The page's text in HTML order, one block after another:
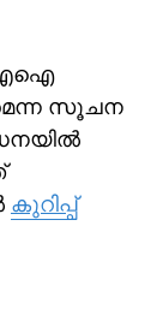
എഐ
സൂചന
കുറിപ്പ്